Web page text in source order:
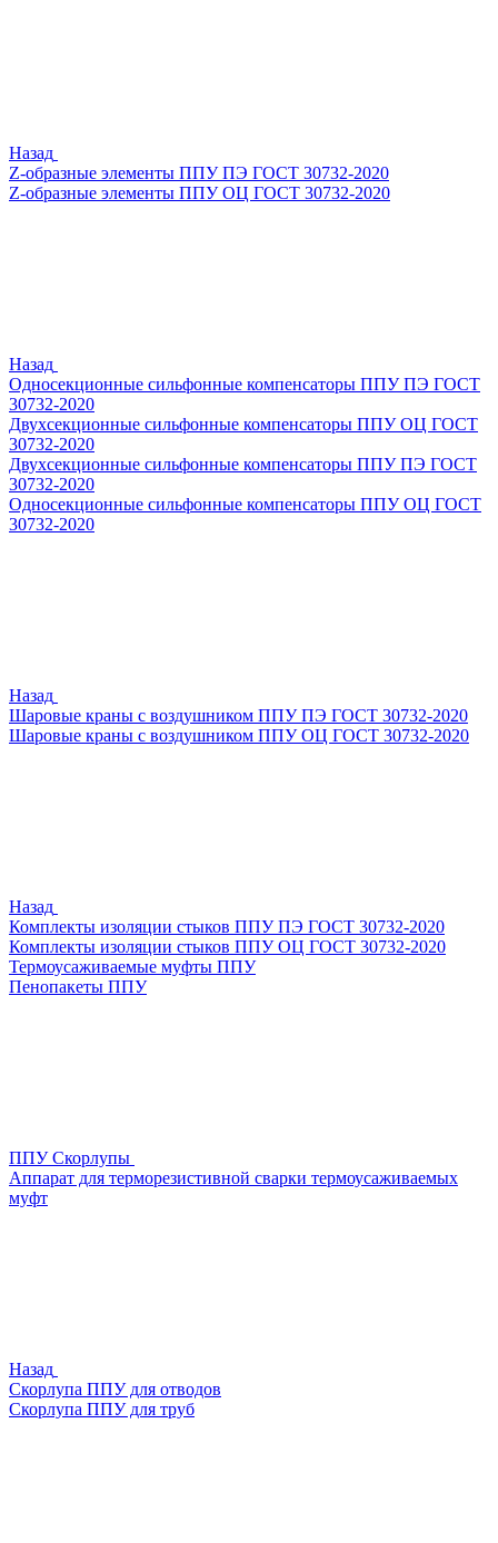
Назад
Z-образные элементы ППУ ПЭ ГОСТ 30732-2020
Z-образные элементы ППУ ОЦ ГОСТ 30732-2020
Назад
Односекционные сильфонные компенсаторы ППУ ПЭ ГОСТ
30732-2020
Двухсекционные сильфонные компенсаторы ППУ ОЦ ГОСТ
30732-2020
Двухсекционные сильфонные компенсаторы ППУ ПЭ ГОСТ
30732-2020
Односекционные сильфонные компенсаторы ППУ ОЦ ГОСТ
30732-2020
Назад
Шаровые краны с воздушником ППУ ПЭ ГОСТ 30732-2020
Шаровые краны с воздушником ППУ ОЦ ГОСТ 30732-2020
Назад
Комплекты изоляции стыков ППУ ПЭ ГОСТ 30732-2020
Комплекты изоляции стыков ППУ ОЦ ГОСТ 30732-2020
Термоусаживаемые муфты ППУ
Пенопакеты ППУ
ППУ Скорлупы
Аппарат для терморезистивной сварки термоусаживаемых
муфт
Назад
Скорлупа ППУ для отводов
Скорлупа ППУ для труб